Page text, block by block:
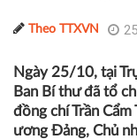
Theo TTXVN
Ngày 25/10, tại
Ban Bí thư đã tổ
đồng chí Trần
ương Đảng, Chủ